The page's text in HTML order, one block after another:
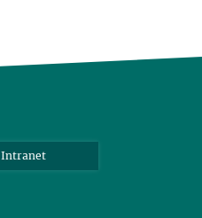
Intranet